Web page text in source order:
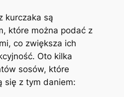
kurczaka są
które można podać z
co zwiększa ich
Oto kilka
sosów, które
się z tym daniem: